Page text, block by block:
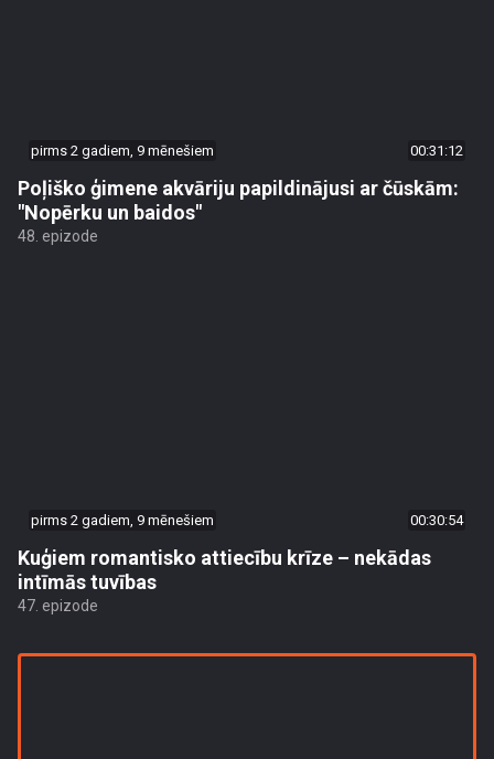
pirms 2 gadiem, 9 mēnešiem 00:31:12
Poļiško ģimene akvāriju papildinājusi ar čūskām:
"Nopērku un baidos"
48. epizode
pirms 2 gadiem, 9 mēnešiem 00:30:54
Kuģiem romantisko attiecību krīze – nekādas
intīmās tuvības
47. epizode